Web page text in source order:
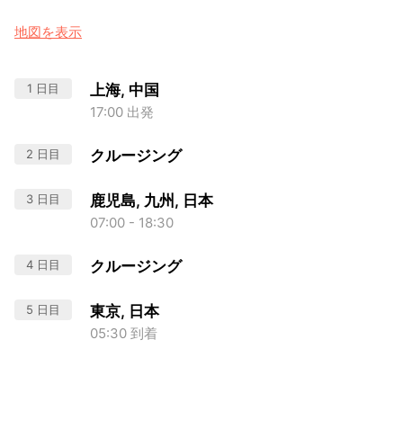
地図を表示
1 日目 上海, 中国
17:00 出発
2 日目 クルージング
3 日目 鹿児島, 九州, 日本
07:00 - 18:30
4 日目 クルージング
5 日目 東京, 日本
05:30 到着